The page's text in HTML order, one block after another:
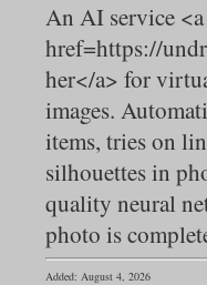
An AI service <a
href=https://
her</a> for
images.
items, tries on
silhouettes in
quality neural
photo is
Added: August 4, 2026